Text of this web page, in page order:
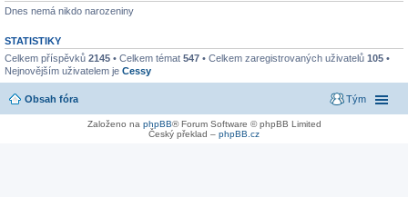
Dnes nemá nikdo narozeniny
STATISTIKY
Celkem příspěvků 2145 • Celkem témat 547 • Celkem zaregistrovaných uživatelů 105 •
Nejnovějším uživatelem je Cessy
Obsah fóra Tým
Založeno na phpBB® Forum Software © phpBB Limited
Český překlad – phpBB.cz